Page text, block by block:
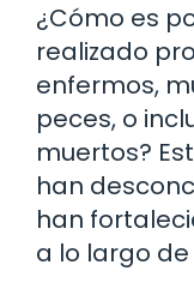
¿Cómo es
realizado
enfermos,
peces, o
muertos?
han
han
a lo largo de